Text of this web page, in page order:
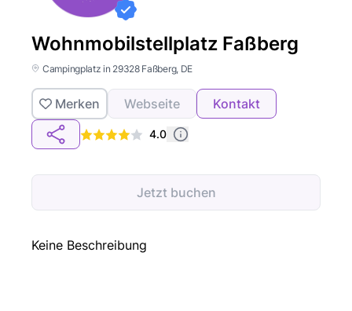
Wohnmobilstellplatz Faßberg
Campingplatz in 29328 Faßberg, DE
Merken Webseite Kontakt
4.0
Jetzt buchen
Keine Beschreibung